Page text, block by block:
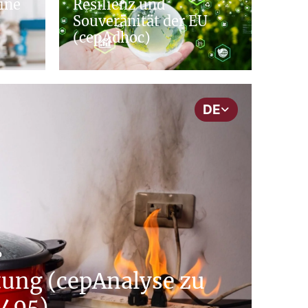
Resilienz und
Souveränität der EU
(cepAdhoc)
DE
(cepAnalyse zu